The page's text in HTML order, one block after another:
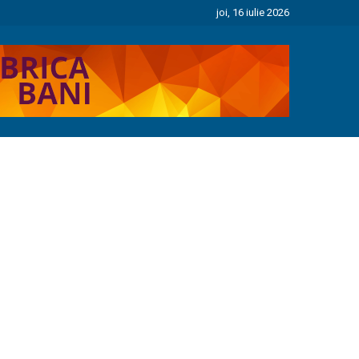
joi, 16 iulie 2026